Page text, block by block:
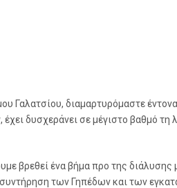
διαμαρτυρόμαστε
δυσχεράνει σε μέγιστο βαθμό
βρεθεί ένα βήμα προ της
των Γηπέδων και των